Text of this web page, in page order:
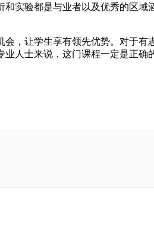
和实验都是与业者以及优秀的区域
会，让学生享有领先优势。对于有
人士来说，这门课程一定是正确